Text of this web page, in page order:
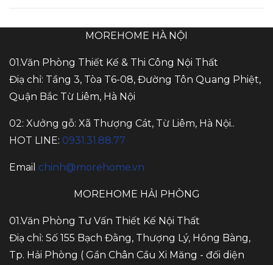
MOREHOME HÀ NỘI
01.Văn Phòng Thiết Kế & Thi Công Nội Thất
Điạ chỉ: Tầng 3, Tòa T6-08, Đường Tôn Quang Phiệt,
Quận Bắc Từ Liêm, Hà Nội
02: Xưởng gỗ: Xã Thượng Cát, Từ Liêm, Hà Nội..
HOT LINE: 0931.31.88.77
Email chinh@morehome.vn
MOREHOME HẢI PHÒNG
01.Văn Phòng Tư Vấn Thiết Kế Nội Thất
Điạ chỉ: Số 155 Bạch Đằng, Thượng Lý, Hồng Bàng,
Tp. Hải Phòng ( Gần Chân Cầu Xi Măng - đối diện